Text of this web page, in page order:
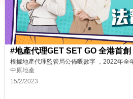
中原地產
15/2/2023